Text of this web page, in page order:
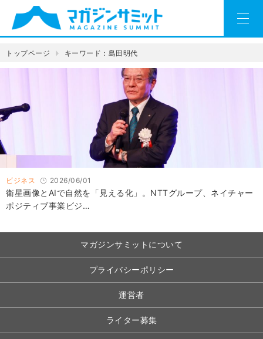
トップページ キーワード：島田明代
ビジネス 2026/06/01
衛星画像とAIで自然を「見える化」。NTTグループ、ネイチャー
ポジティブ事業ビジ…
マガジンサミットについて
プライバシーポリシー
運営者
ライター募集